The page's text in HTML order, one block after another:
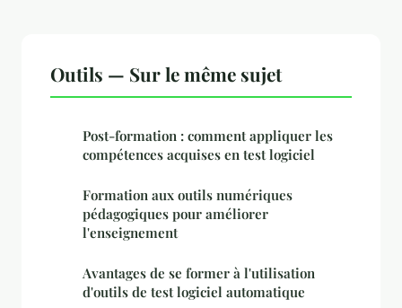
Outils — Sur le même sujet
Post-formation : comment appliquer les
compétences acquises en test logiciel
Formation aux outils numériques
pédagogiques pour améliorer
l'enseignement
Avantages de se former à l'utilisation
d'outils de test logiciel automatique